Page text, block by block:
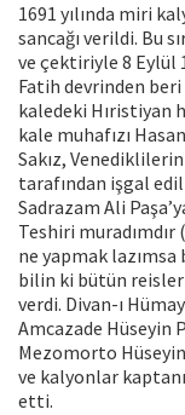
1691 yılında miri
sancağı verildi. Bu
ve çektiriyle 8 Eylül
Fatih devrinden
kaledeki Hıristiyan
kale muhafızı
Sakız,
tarafından işgal
Sadrazam Ali
Teshiri
ne yapmak lazımsa
bilin ki bütün reisleri
verdi. Divan-ı
Amcazade Hüseyin
Mezomorto Hüseyin
ve kalyonlar
etti.